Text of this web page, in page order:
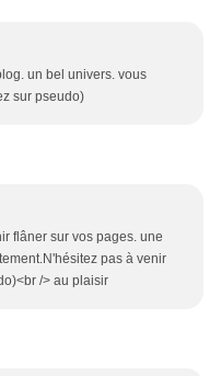
un bel univers. vous
sur pseudo)
flâner sur vos pages. une
pas à venir
/> au plaisir